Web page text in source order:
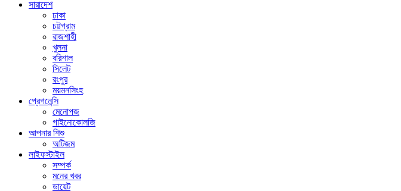
সারাদেশ
ঢাকা
চট্টগ্রাম
রাজশাহী
খুলনা
বরিশাল
সিলেট
রংপুর
ময়মনসিংহ
প্রেগনেন্সি
মেনোপজ
গাইনোকোলজি
আপনার শিশু
অটিজম
লাইফস্টাইল
সম্পর্ক
মনের খবর
ডায়েট